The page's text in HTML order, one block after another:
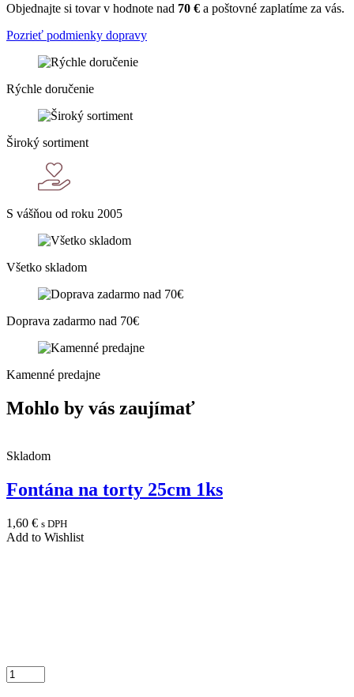
Objednajte si tovar v hodnote nad 70 € a poštovné zaplatíme za vás.
Pozrieť podmienky dopravy
Rýchle doručenie
Široký sortiment
S vášňou od roku 2005
Všetko skladom
Doprava zadarmo nad 70€
Kamenné predajne
Mohlo by vás zaujímať
Skladom
Fontána na torty 25cm 1ks
1,60 € s DPH
Add to Wishlist